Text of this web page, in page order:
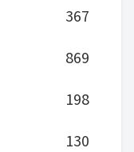
367
869
198
130